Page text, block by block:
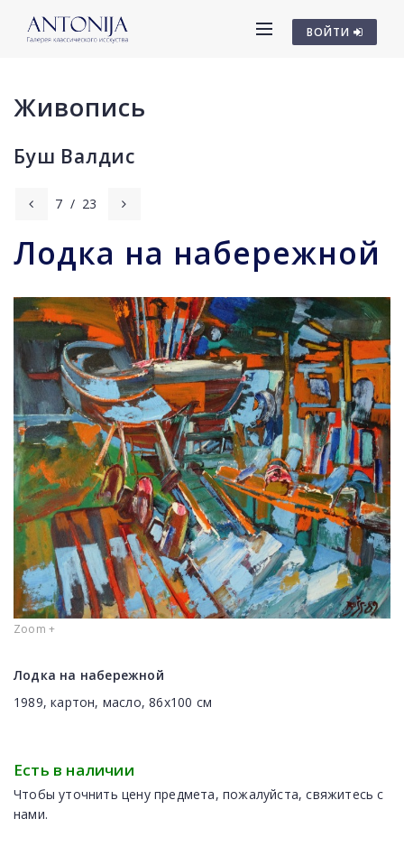
ВОЙТИ
Живопись
Буш Валдис
7 / 23
Лодка на набережной
Zoom +
Лодка на набережной
1989, картон, масло, 86x100 см
Есть в наличии
Чтобы уточнить цену предмета, пожалуйста, свяжитесь с
нами.